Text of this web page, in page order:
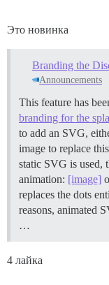
Это новинка
Announcements
This feature has
branding for the
to add an SVG,
image to replace
static SVG is used,
animation: [image]
replaces the dots
reasons, animated
…
4 лайка